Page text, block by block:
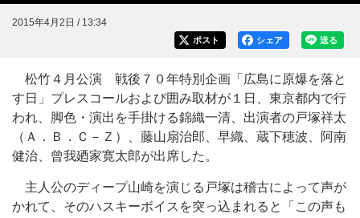
2015年4月2日 / 13:34
送る
シェア
ポスト
松竹４月公演 戦後７０年特別企画「広島に原爆を落と
す日」プレスコールおよび囲み取材が１日、東京都内で行
われ、脚色・演出を手掛ける錦織一清、出演者の戸塚祥太
（Ａ．Ｂ．Ｃ－Ｚ）、藤山扇治郎、早織、蔵下穂波、阿南
健治、曾我廼家寛太郎が出席した。
主人公のディープ山崎を演じる戸塚は稽古によって声が
かれて、そのハスキーボイスを突っ込まれると「この声も